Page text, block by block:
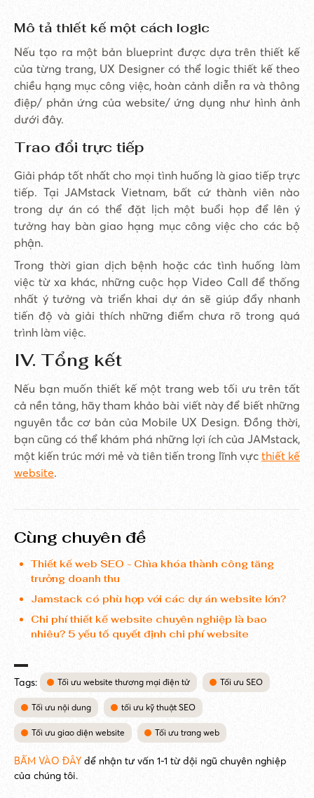
Mô tả thiết kế một cách logic
Nếu tạo ra một bản blueprint được dựa trên thiết kế
của từng trang, UX Designer có thể logic thiết kế theo
chiều hạng mục công việc, hoàn cảnh diễn ra và thông
điệp/ phản ứng của website/ ứng dụng như hình ảnh
dưới đây.
Trao đổi trực tiếp
Giải pháp tốt nhất cho mọi tình huống là giao tiếp trực
tiếp. Tại JAMstack Vietnam, bất cứ thành viên nào
trong dự án có thể đặt lịch một buổi họp để lên ý
tưởng hay bàn giao hạng mục công việc cho các bộ
phận.
Trong thời gian dịch bệnh hoặc các tình huống làm
việc từ xa khác, những cuộc họp Video Call để thống
nhất ý tưởng và triển khai dự án sẽ giúp đẩy nhanh
tiến độ và giải thích những điểm chưa rõ trong quá
trình làm việc.
IV. Tổng kết
Nếu bạn muốn thiết kế một trang web tối ưu trên tất
cả nền tảng, hãy tham khảo bài viết này để biết những
nguyên tắc cơ bản của Mobile UX Design. Đồng thời,
bạn cũng có thể khám phá những lợi ích của JAMstack,
một kiến trúc mới mẻ và tiên tiến trong lĩnh vực thiết kế
website.
Cùng chuyên đề
Thiết kế web SEO - Chìa khóa thành công tăng
trưởng doanh thu
Jamstack có phù hợp với các dự án website lớn?
Chi phí thiết kế website chuyên nghiệp là bao
nhiêu? 5 yếu tố quyết định chi phí website
Tags: Tối ưu website thương mại điện tử Tối ưu SEO
Tối ưu nội dung tối ưu kỹ thuật SEO
Tối ưu giao diện website Tối ưu trang web
BẤM VÀO ĐÂY để nhận tư vấn 1-1 từ đội ngũ chuyên nghiệp
của chúng tôi.